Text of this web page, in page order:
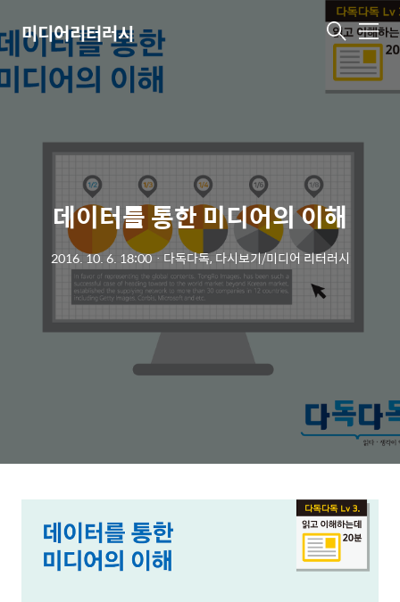
미디어리터러시 메
뉴
데이터를 통한 미디어의 이해
2016. 10. 6. 18:00ㆍ 다독다독, 다시보기/미디어 리터러시